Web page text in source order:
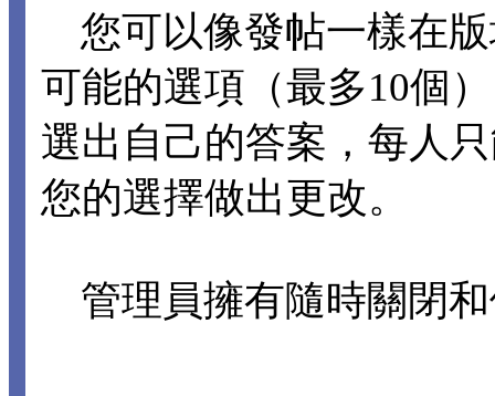
您可以像發帖一樣在
可能的選項（最多10個
選出自己的答案，每人
您的選擇做出更改。
管理員擁有隨時關閉